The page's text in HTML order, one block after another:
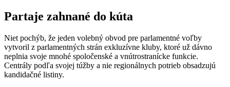
Partaje zahnané do kúta
Niet pochýb, že jeden volebný obvod pre parlamentné voľby
vytvoril z parlamentných strán exkluzívne kluby, ktoré už dávno
neplnia svoje mnohé spoločenské a vnútrostranícke funkcie.
Centrály podľa svojej túžby a nie regionálnych potrieb obsadzujú
kandidačné listiny.